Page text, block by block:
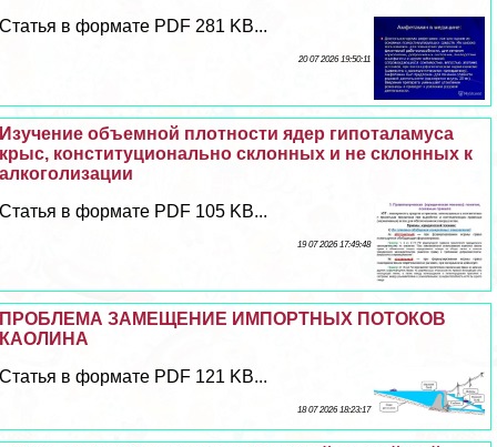
Статья в формате PDF 281 KB...
20 07 2026 19:50:11
Изучение объемной плотности ядер гипоталамуса
крыс, конституционально склонных и не склонных к
алкоголизации
Статья в формате PDF 105 KB...
19 07 2026 17:49:48
ПРОБЛЕМА ЗАМЕЩЕНИЕ ИМПОРТНЫХ ПОТОКОВ
КАОЛИНА
Статья в формате PDF 121 KB...
18 07 2026 18:23:17